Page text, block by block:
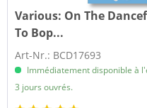
Various: On The
To Bop...
Art-Nr.: BCD17693
Immédiatement disponible à
3 jours ouvrés.